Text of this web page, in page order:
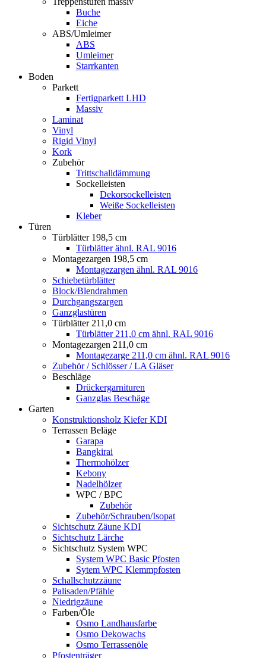
Buche
Eiche
ABS/Umleimer
ABS
Umleimer
Starrkanten
Boden
Parkett
Fertigparkett LHD
Massiv
Laminat
Vinyl
Rigid Vinyl
Kork
Zubehör
Trittschalldämmung
Sockelleisten
Dekorsockelleisten
Weiße Sockelleisten
Kleber
Türen
Türblätter 198,5 cm
Türblätter ähnl. RAL 9016
Montagezargen 198,5 cm
Montagezargen ähnl. RAL 9016
Schiebetürblätter
Block/Blendrahmen
Durchgangszargen
Ganzglastüren
Türblätter 211,0 cm
Türblätter 211,0 cm ähnl. RAL 9016
Montagezargen 211,0 cm
Montagezarge 211,0 cm ähnl. RAL 9016
Zubehör / Schlösser / LA Gläser
Beschläge
Drückergarnituren
Ganzglas Beschäge
Garten
Konstruktionsholz Kiefer KDI
Terrassen Beläge
Garapa
Bangkirai
Thermohölzer
Kebony
Nadelhölzer
WPC / BPC
Zubehör
Zubehör/Schrauben/Isopat
Sichtschutz Zäune KDI
Sichtschutz Lärche
Sichtschutz System WPC
System WPC Basic Pfosten
Sytem WPC Klemmpfosten
Schallschutzzäune
Palisaden/Pfähle
Niedrigzäune
Farben/Öle
Osmo Landhausfarbe
Osmo Dekowachs
Osmo Terrassenöle
Pfostenträger